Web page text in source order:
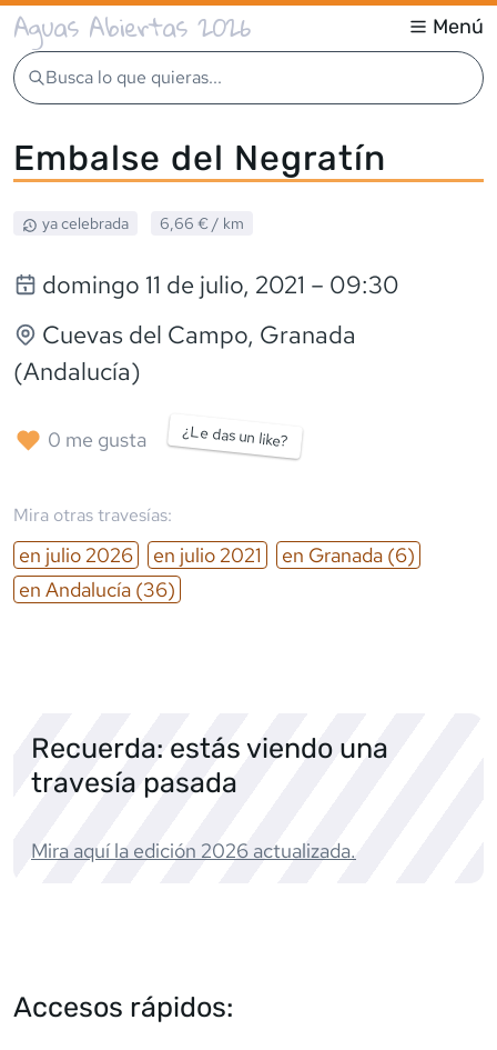
Aguas Abiertas 2026 Menú
Busca lo que quieras...
Embalse del Negratín
ya celebrada 6,66 € / km
domingo 11 de julio, 2021 – 09:30
Cuevas del Campo, Granada
(Andalucía)
0 me gusta ¿Le das un like?
Mira otras travesías:
en julio 2026 en julio 2021 en Granada (6)
en Andalucía (36)
Recuerda: estás viendo una
travesía pasada
Mira aquí la edición 2026 actualizada.
Accesos rápidos: